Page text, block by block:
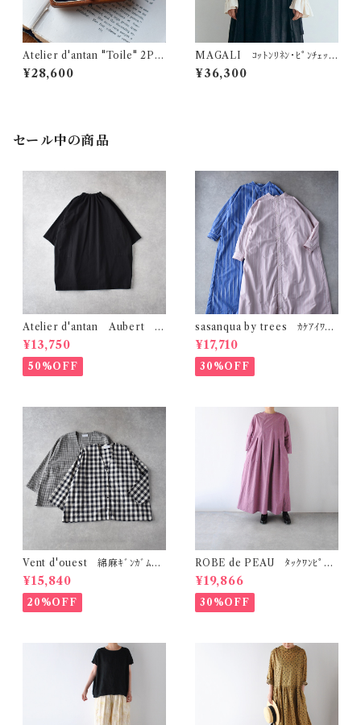
Atelier d'antan "Toile" 2Pe
arl Round Earring Cuff (S)
¥28,600
MAGALI ｺｯﾄﾝﾘﾈﾝ･ﾋﾟﾝﾁｪｯ
ｸ･ﾀﾌﾞﾘｴﾜﾝﾋﾟｰｽ (ﾁｬｺｰﾙ) OP2
05CH
¥36,300
セール中の商品
Atelier d'antan Aubert ｺｯ
ﾄﾝﾁｭﾆｯｸ (ﾌﾞﾗｯｸ)
¥13,750
50%OFF
sasanqua by trees ｶｹｱｲﾜﾝ
ﾋﾟｰｽ AN-318
¥17,710
30%OFF
Vent d'ouest 綿麻ｷﾞﾝｶﾞﾑﾁｪ
ｯｸ ﾉｰｶﾗｰｼﾞｬｹｯﾄ VE19621
¥15,840
20%OFF
ROBE de PEAU ﾀｯｸﾜﾝﾋﾟｰｽ
(ﾌﾟﾗﾑ) R342
¥19,866
30%OFF